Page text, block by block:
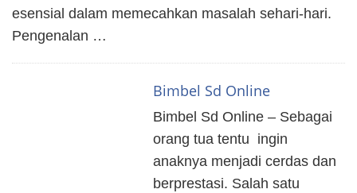
esensial dalam memecahkan masalah sehari-hari.
Pengenalan …
Bimbel Sd Online
Bimbel Sd Online – Sebagai
orang tua tentu ingin
anaknya menjadi cerdas dan
berprestasi. Salah satu